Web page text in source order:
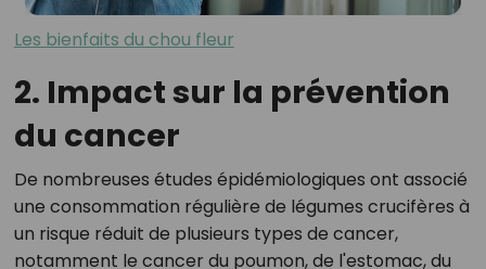
Les bienfaits du chou fleur
2. Impact sur la prévention
du cancer
De nombreuses études épidémiologiques ont associé
une consommation régulière de légumes crucifères à
un risque réduit de plusieurs types de cancer,
notamment le cancer du poumon, de l'estomac, du